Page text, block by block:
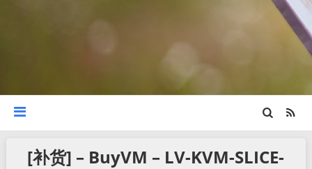
[补货] – BuyVM – LV-KVM-SLICE-